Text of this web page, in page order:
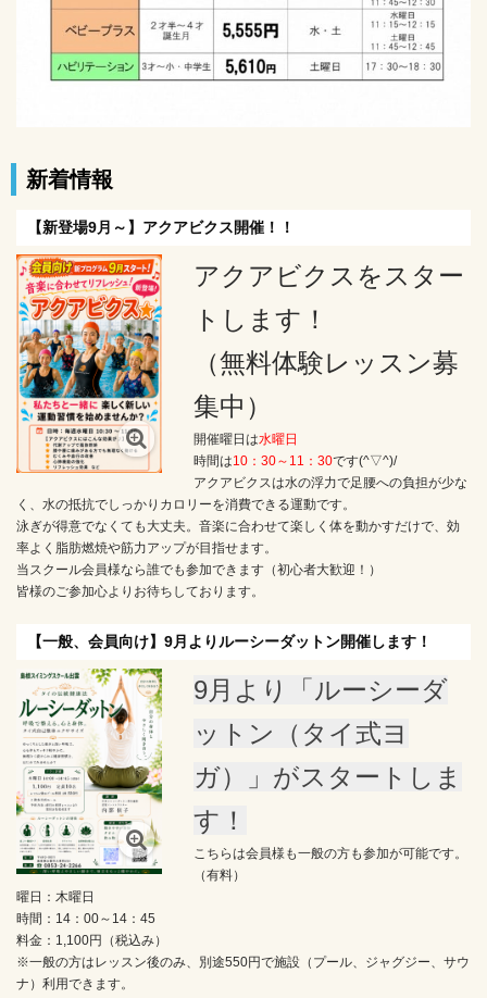
新着情報
【新登場9月～】アクアビクス開催！！
アクアビクスをスター
トします！
（無料体験レッスン募
集中）
開催曜日は水曜日
時間は10：30～11：30です(^▽^)/
アクアビクスは水の浮力で足腰への負担が少な
く、水の抵抗でしっかりカロリーを消費できる運動です。
泳ぎが得意でなくても大丈夫。音楽に合わせて楽しく体を動かすだけで、効
率よく脂肪燃焼や筋力アップが目指せます。
当スクール会員様なら誰でも参加できます（初心者大歓迎！）
皆様のご参加心よりお待ちしております。
【一般、会員向け】9月よりルーシーダットン開催します！
9月より「ルーシーダ
ットン（タイ式ヨ
ガ）」がスタートしま
す！
こちらは会員様も一般の方も参加が可能です。
（有料）
曜日：木曜日
時間：14：00～14：45
料金：1,100円（税込み）
※一般の方はレッスン後のみ、別途550円で施設（プール、ジャグジー、サウ
ナ）利用できます。